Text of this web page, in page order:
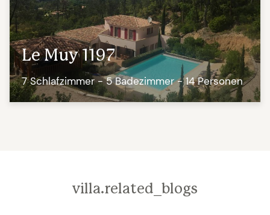
Le Muy 1197
7 Schlafzimmer - 5 Badezimmer - 14 Personen
villa.related_blogs